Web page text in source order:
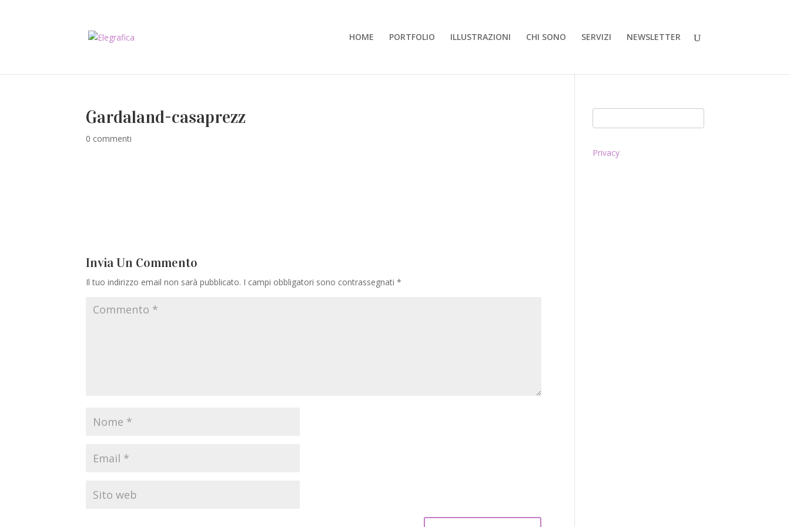
HOME PORTFOLIO ILLUSTRAZIONI CHI SONO SERVIZI NEWSLETTER
Gardaland-casaprezz
0 commenti
Invia Un Commento
Il tuo indirizzo email non sarà pubblicato. I campi obbligatori sono contrassegnati *
Privacy